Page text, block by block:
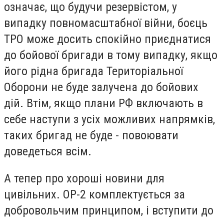
означає, що будучи резервістом, у
випадку повномасштабної війни, боєць
ТРО може досить спокійно приєднатися
до бойової бригади в тому випадку, якщо
його рідна бригада Територіальної
Оборони не буде залучена до бойових
дій. Втім, якщо плани РФ включають в
себе наступи з усіх можливих напрямків,
таких бригад не буде - повоювати
доведеться всім.
А тепер про хороші новини для
цивільних. ОР-2 комплектується за
добровольчим принципом, і вступити до